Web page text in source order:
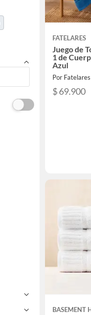
FATELARES
Juego de
1 de
Azul
Por Fatelares
$ 69.900
BASEMENT